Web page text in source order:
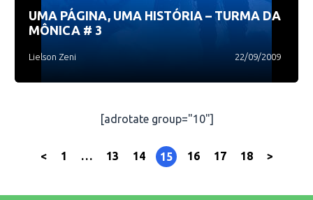
UMA PÁGINA, UMA HISTÓRIA – TURMA DA
MÔNICA # 3
Lielson Zeni 22/09/2009
[adrotate group="10"]
< 1 … 13 14 15 16 17 18 >